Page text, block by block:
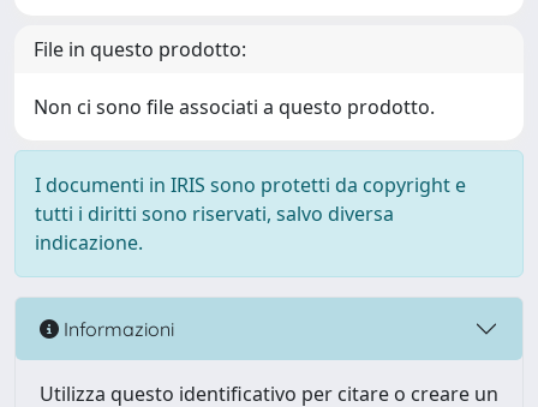
File in questo prodotto:
Non ci sono file associati a questo prodotto.
I documenti in IRIS sono protetti da copyright e
tutti i diritti sono riservati, salvo diversa
indicazione.
Informazioni
Utilizza questo identificativo per citare o creare un